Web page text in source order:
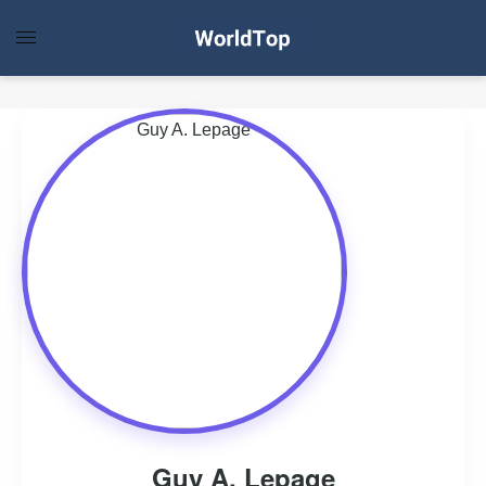
Guy A. Lepage